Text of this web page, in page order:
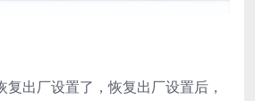
出厂设置了，恢复出厂设置后，